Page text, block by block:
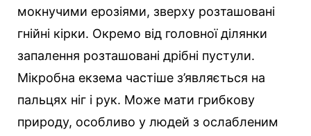
мокнучими ерозіями, зверху розташовані
гнійні кірки. Окремо від головної ділянки
запалення розташовані дрібні пустули.
Мікробна екзема частіше з’являється на
пальцях ніг і рук. Може мати грибкову
природу, особливо у людей з ослабленим